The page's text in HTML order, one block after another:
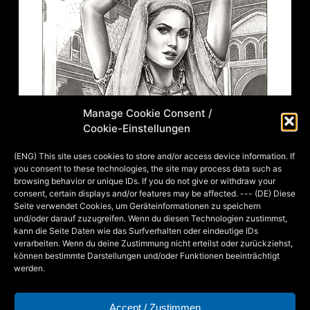
Manage Cookie Consent /
Cookie-Einstellungen
(ENG) This site uses cookies to store and/or access device information. If
you consent to these technologies, the site may process data such as
browsing behavior or unique IDs. If you do not give or withdraw your
consent, certain displays and/or features may be affected. --- (DE) Diese
Seite verwendet Cookies, um Geräteinformationen zu speichern
und/oder darauf zuzugreifen. Wenn du diesen Technologien zustimmst,
kann die Seite Daten wie das Surfverhalten oder eindeutige IDs
verarbeiten. Wenn du deine Zustimmung nicht erteilst oder zurückziehst,
können bestimmte Darstellungen und/oder Funktionen beeinträchtigt
werden.
Accept / Zustimmen
“Sabari”, Bleistift auf Papier, DIN A4, 2017